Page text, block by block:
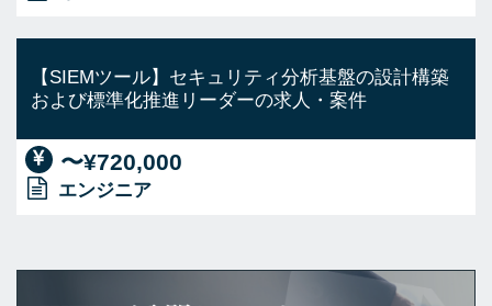
【SIEMツール】セキュリティ分析基盤の設計構築
および標準化推進リーダーの求人・案件
〜¥720,000
エンジニア